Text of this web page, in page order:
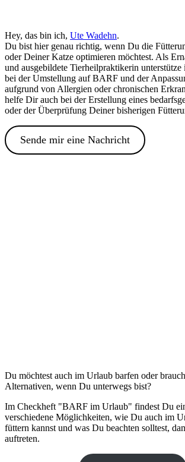
Hey, das bin ich, Ute Wadehn.
Du bist hier genau richtig, wenn Du die
oder Deiner Katze optimieren möchtest. Als
und ausgebildete Tierheilpraktikerin
bei der Umstellung auf BARF und der
aufgrund von Allergien oder chronischen
helfe Dir auch bei der Erstellung eines
oder der Überprüfung Deiner bisherigen
Sende mir eine Nachricht
Du möchtest auch im Urlaub barfen oder
Alternativen, wenn Du unterwegs bist?
Im Checkheft "BARF im Urlaub" findest Du
verschiedene Möglichkeiten, wie Du auch im
füttern kannst und was Du beachten solltest,
auftreten.